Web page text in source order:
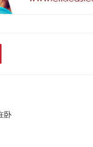
卧